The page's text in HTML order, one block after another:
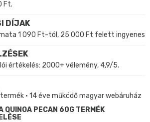
Ft.
DÍJAK
1 090 Ft-tól, 25 000 Ft felett ingyenes
értékelés: 2000+ vélemény, 4,9/5.
• 14 éve működő magyar webáruház
QUINOA PECAN 60G TERMÉK